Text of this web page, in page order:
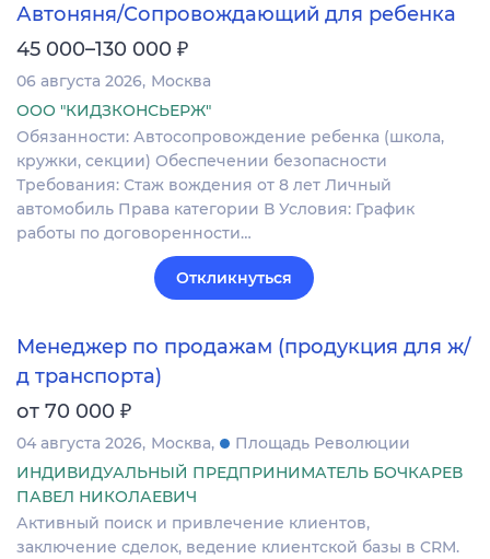
Автоняня/Сопровождающий для ребенка
45 000–130 000 ₽
06 августа 2026 Москва
ООО "КИДЗКОНСЬЕРЖ"
Обязанности: Автосопровождение ребенка (школа,
кружки, секции) Обеспечении безопасности
Требования: Стаж вождения от 8 лет Личный
автомобиль Права категории В Условия: График
работы по договоренности…
Откликнуться
Менеджер по продажам (продукция для ж/
д транспорта)
от 70 000 ₽
04 августа 2026 Москва
Площадь Революции
ИНДИВИДУАЛЬНЫЙ ПРЕДПРИНИМАТЕЛЬ БОЧКАРЕВ
ПАВЕЛ НИКОЛАЕВИЧ
Активный поиск и привлечение клиентов,
заключение сделок, ведение клиентской базы в CRM.